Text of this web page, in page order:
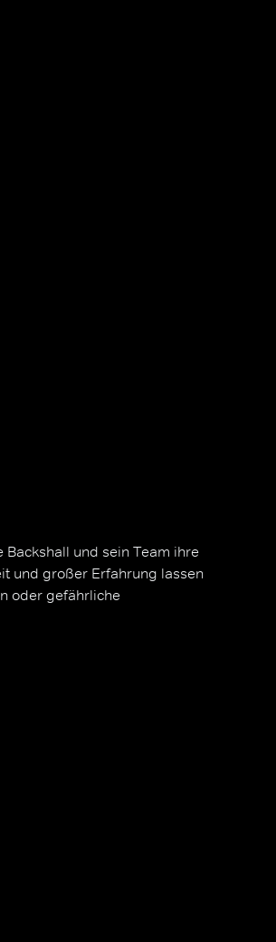
und sein Team ihre
und großer Erfahrung lassen
oder gefährliche